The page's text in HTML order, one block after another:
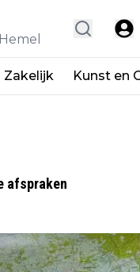
Zakelijk Kunst en
afspraken